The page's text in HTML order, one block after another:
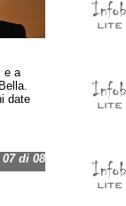
e a
date
di 08